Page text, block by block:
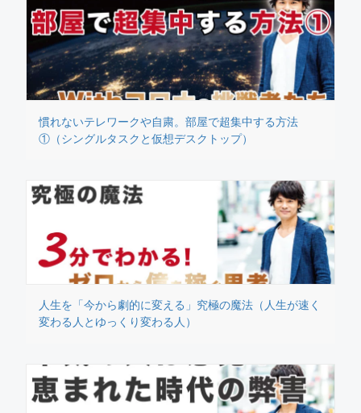
慣れないテレワークや自粛。部屋で超集中する方法
①（シングルタスクと仮想デスクトップ）
人生を「今から劇的に変える」究極の魔法（人生が速く
変わる人とゆっくり変わる人）